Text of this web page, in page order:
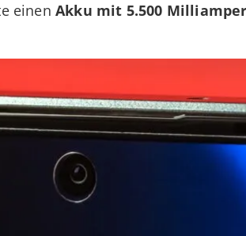
einenAkku mit 5.500